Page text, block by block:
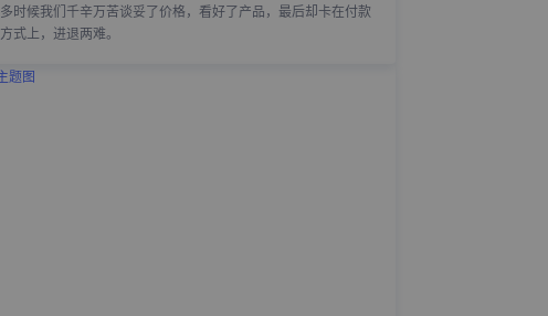
多时候我们千辛万苦谈妥了价格，看好了产品，最后却卡在付款
方式上，进退两难。